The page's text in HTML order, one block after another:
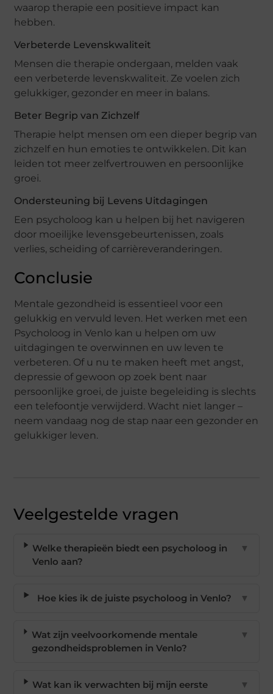
waarop therapie een positieve impact kan
hebben.
Verbeterde Levenskwaliteit
Mensen die therapie ondergaan, melden vaak
een verbeterde levenskwaliteit. Ze voelen zich
gelukkiger, gezonder en meer in balans.
Beter Begrip van Zichzelf
Therapie helpt mensen om een ​​dieper begrip van
zichzelf en hun emoties te ontwikkelen. Dit kan
leiden tot meer zelfvertrouwen en persoonlijke
groei.
Ondersteuning bij Levens Uitdagingen
Een psycholoog kan u helpen bij het navigeren
door moeilijke levensgebeurtenissen, zoals
verlies, scheiding of carrièreveranderingen.
Conclusie
Mentale gezondheid is essentieel voor een
gelukkig en vervuld leven. Het werken met een
Psycholoog in Venlo kan u helpen om uw
uitdagingen te overwinnen en uw leven te
verbeteren. Of u nu te maken heeft met angst,
depressie of gewoon op zoek bent naar
persoonlijke groei, de juiste begeleiding is slechts
een telefoontje verwijderd. Wacht niet langer –
neem vandaag nog de stap naar een gezonder en
gelukkiger leven.
Veelgestelde vragen
Welke therapieën biedt een psycholoog in
Venlo aan?
▼
Hoe kies ik de juiste psycholoog in Venlo? ▼
Wat zijn veelvoorkomende mentale
gezondheidsproblemen in Venlo?
▼
Wat kan ik verwachten bij mijn eerste
▼